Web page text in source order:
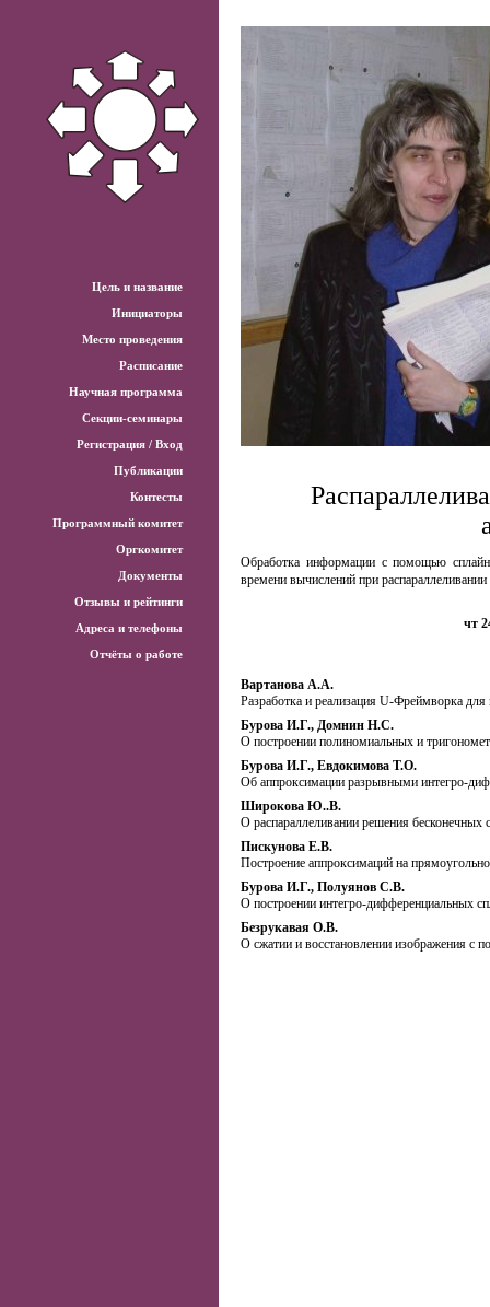
Обработка информации с помощью
времени вычислений при
чт
Вартанова А.А.
Разработка и реализация U-Фреймворка для
Бурова И.Г., Домнин Н.С.
О построении полиномиальных и
Бурова И.Г., Евдокимова Т.О.
Об аппроксимации разрывными интегро-
Широкова Ю..В.
О распараллеливании решения бесконечных
Пискунова Е.В.
Построение аппроксимаций на
Бурова И.Г., Полуянов С.В.
О построении интегро-дифференциальных
Безрукавая О.В.
О сжатии и восстановлении изображения с
Цель и название
Инициаторы
Место проведения
Расписание
Научная программа
Секции-семинары
Регистрация / Вход
Публикации
Контесты
Программный комитет
Оргкомитет
Документы
Отзывы и рейтинги
Адреса и телефоны
Отчёты о работе